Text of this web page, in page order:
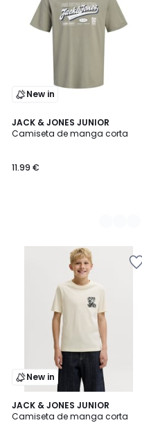
New in
JACK & JONES JUNIOR
Camiseta de manga corta
11.99 €
3
Colores
New in
JACK & JONES JUNIOR
Camiseta de manga corta
2
Colores